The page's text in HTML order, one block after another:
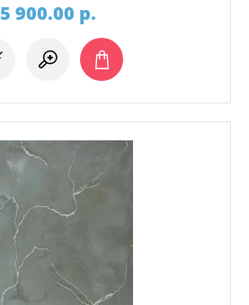
5 900.00 p.